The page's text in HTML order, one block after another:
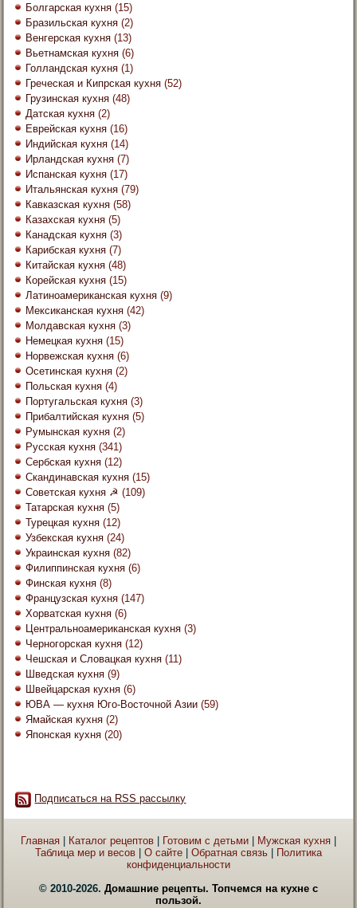
Болгарская кухня (15)
Бразильская кухня (2)
Венгерская кухня (13)
Вьетнамская кухня (6)
Голландская кухня (1)
Греческая и Кипрская кухня (52)
Грузинская кухня (48)
Датская кухня (2)
Еврейская кухня (16)
Индийская кухня (14)
Ирландская кухня (7)
Испанская кухня (17)
Итальянская кухня (79)
Кавказская кухня (58)
Казахская кухня (5)
Канадская кухня (3)
Карибская кухня (7)
Китайская кухня (48)
Корейская кухня (15)
Латиноамериканская кухня (9)
Мексиканская кухня (42)
Молдавская кухня (3)
Немецкая кухня (15)
Норвежская кухня (6)
Осетинская кухня (2)
Польская кухня (4)
Португальская кухня (3)
Прибалтийская кухня (5)
Румынская кухня (2)
Русская кухня (341)
Сербская кухня (12)
Скандинавская кухня (15)
Советская кухня ☭ (109)
Татарская кухня (5)
Турецкая кухня (12)
Узбекская кухня (24)
Украинская кухня (82)
Филиппинская кухня (6)
Финская кухня (8)
Французская кухня (147)
Хорватская кухня (6)
Центральноамериканская кухня (3)
Черногорская кухня (12)
Чешская и Словацкая кухня (11)
Шведская кухня (9)
Швейцарская кухня (6)
ЮВА — кухня Юго-Восточной Азии (59)
Ямайская кухня (2)
Японская кухня (20)
Подписаться на RSS рассылку
Главная Каталог рецептов Готовим с детьми Мужская кухня
Таблица мер и весов
О сайте Обратная связь
Политика
конфиденциальности
© 2010-2026. Домашние рецепты. Топчемся на кухне с
пользой.